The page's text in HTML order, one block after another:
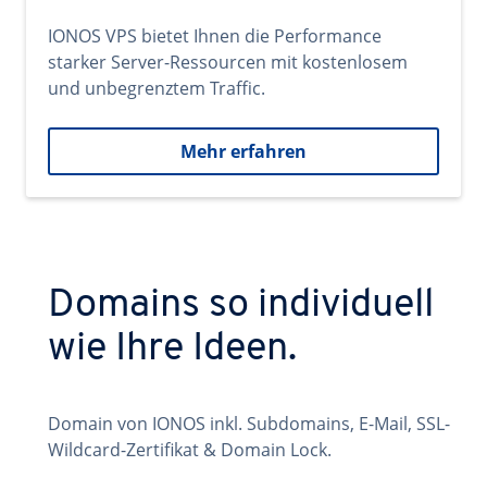
IONOS VPS bietet Ihnen die Performance
starker Server-Ressourcen mit kostenlosem
und unbegrenztem Traffic.
Mehr erfahren
Domains so individuell
wie Ihre Ideen.
Domain von IONOS inkl. Subdomains, E-Mail, SSL-
Wildcard-Zertifikat & Domain Lock.